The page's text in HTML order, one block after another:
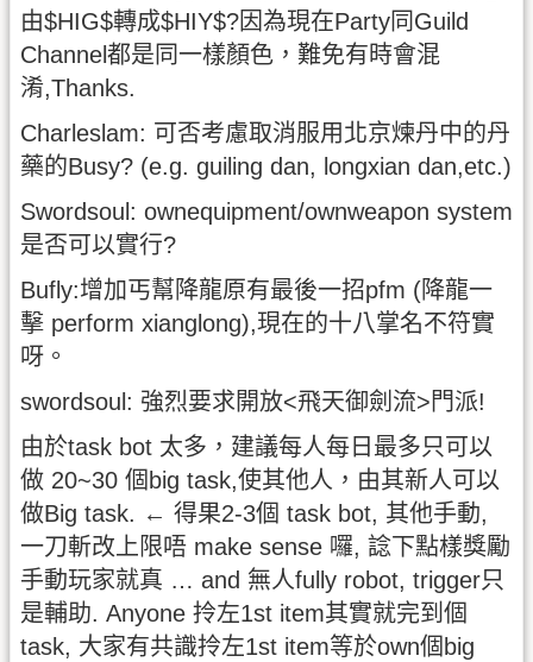
由$HIG$轉成$HIY$?因為現在Party同Guild
Channel都是同一樣顏色，難免有時會混
淆,Thanks.
Charleslam: 可否考慮取消服用北京煉丹中的丹
藥的Busy? (e.g. guiling dan, longxian dan,etc.)
Swordsoul: ownequipment/ownweapon system
是否可以實行?
Bufly:增加丐幫降龍原有最後一招pfm (降龍一
擊 perform xianglong),現在的十八掌名不符實
呀。
swordsoul: 強烈要求開放<飛天御劍流>門派!
由於task bot 太多，建議每人每日最多只可以
做 20~30 個big task,使其他人，由其新人可以
做Big task. ← 得果2-3個 task bot, 其他手動,
一刀斬改上限唔 make sense 囉, 諗下點樣獎勵
手動玩家就真 … and 無人fully robot, trigger只
是輔助. Anyone 拎左1st item其實就完到個
task, 大家有共識拎左1st item等於own個big